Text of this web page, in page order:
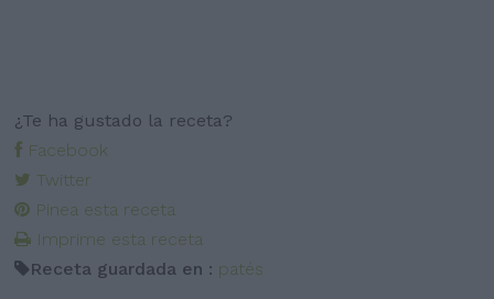
¿Te ha gustado la receta?
Facebook
Twitter
Pinea esta receta
Imprime esta receta
Receta guardada en : patés